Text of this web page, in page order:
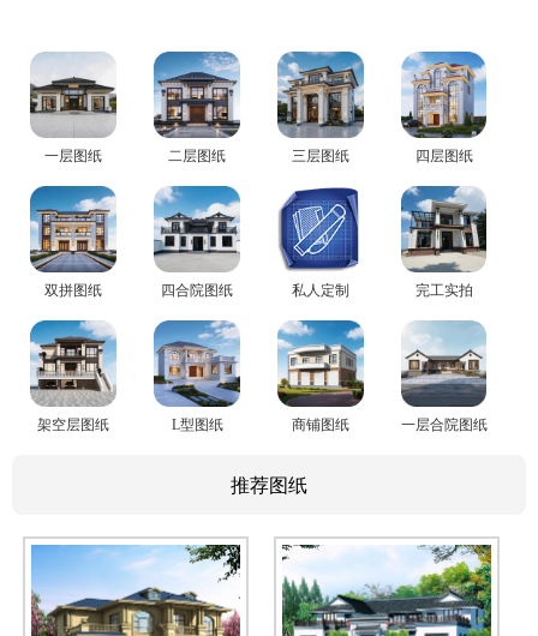
一层图纸 二层图纸 三层图纸 四层图纸
双拼图纸 四合院图纸 私人定制 完工实拍
架空层图纸 L型图纸 商铺图纸 一层合院图纸
推荐图纸